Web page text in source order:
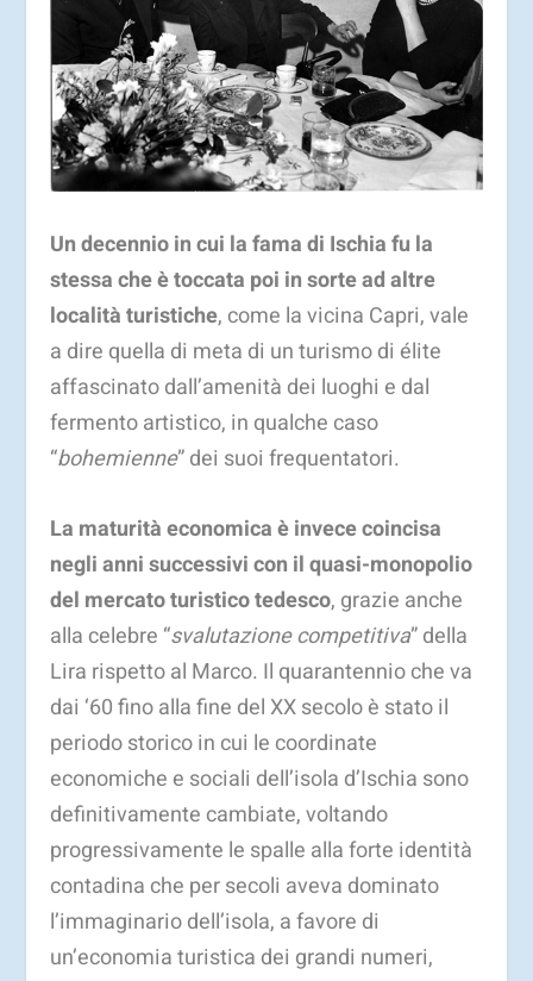
Un decennio in cui la fama di Ischia fu la
stessa che è toccata poi in sorte ad altre
località turistiche, come la vicina Capri, vale
a dire quella di meta di un turismo di élite
affascinato dall’amenità dei luoghi e dal
fermento artistico, in qualche caso
“bohemienne” dei suoi frequentatori.
La maturità economica è invece coincisa
negli anni successivi con il quasi-monopolio
del mercato turistico tedesco, grazie anche
alla celebre “svalutazione competitiva” della
Lira rispetto al Marco. Il quarantennio che va
dai ‘60 fino alla fine del XX secolo è stato il
periodo storico in cui le coordinate
economiche e sociali dell’isola d’Ischia sono
definitivamente cambiate, voltando
progressivamente le spalle alla forte identità
contadina che per secoli aveva dominato
l’immaginario dell’isola, a favore di
un’economia turistica dei grandi numeri,